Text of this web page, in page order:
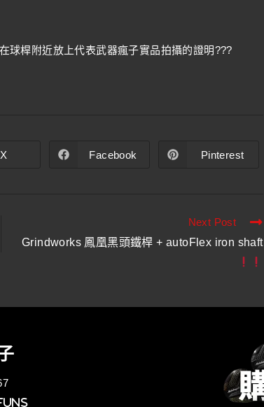
球桿附近放上代表武器瘋子實品拍攝的證明???
X Facebook Pinterest
Next Post
Grindworks 鳳凰黑頭鐵桿 + autoFlex iron shaft